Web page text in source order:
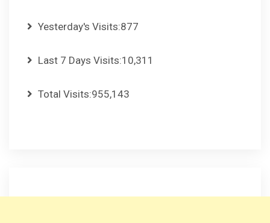
Yesterday's Visits:877
Last 7 Days Visits:10,311
Total Visits:955,143